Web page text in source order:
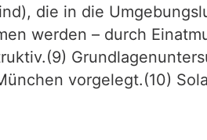
die in die
werden – durch
vorgelegt.(10)